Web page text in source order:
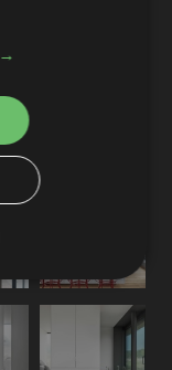
Soubory
cílení